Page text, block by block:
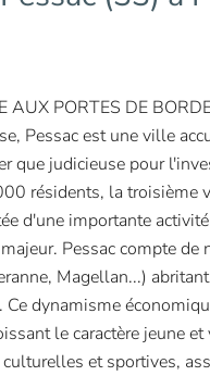
AUX PORTES DE
Pessac est une ville
que judicieuse pour
résidents, la troisième
d'une importante
Pessac compte de
Magellan...)
dynamisme
le caractère jeune
et sportives,